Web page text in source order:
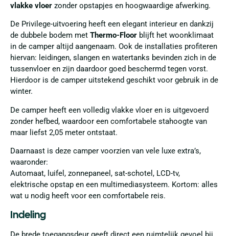
vlakke vloer zonder opstapjes en hoogwaardige afwerking.
De Privilege-uitvoering heeft een elegant interieur en dankzij
de dubbele bodem met Thermo-Floor blijft het woonklimaat
in de camper altijd aangenaam. Ook de installaties profiteren
hiervan: leidingen, slangen en watertanks bevinden zich in de
tussenvloer en zijn daardoor goed beschermd tegen vorst.
Hierdoor is de camper uitstekend geschikt voor gebruik in de
winter.
De camper heeft een volledig vlakke vloer en is uitgevoerd
zonder hefbed, waardoor een comfortabele stahoogte van
maar liefst 2,05 meter ontstaat.
Daarnaast is deze camper voorzien van vele luxe extra’s,
waaronder:
Automaat, luifel, zonnepaneel, sat-schotel, LCD-tv,
elektrische opstap en een multimediasysteem. Kortom: alles
wat u nodig heeft voor een comfortabele reis.
Indeling